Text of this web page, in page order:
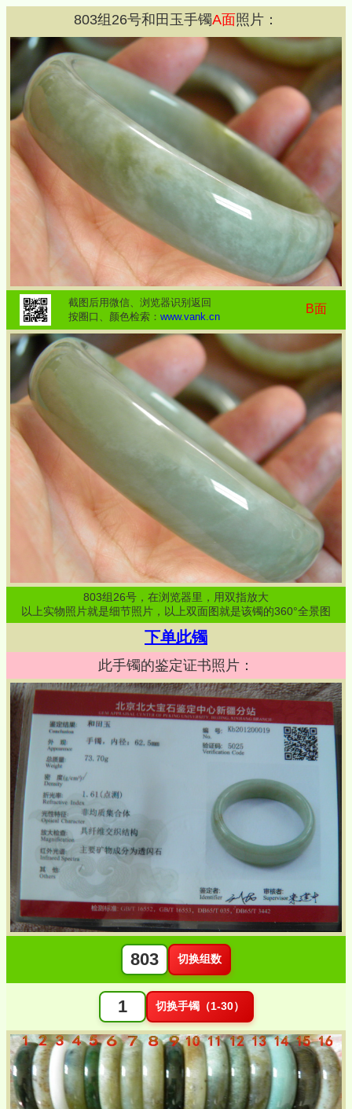
803组 26号和田玉手镯A面照片：
截图后用微信、浏览器识别返回
按圈口、颜色检索： www.vank.cn
B面
803组26号，在浏览器里，用双指放大
以上实物照片就是细节照片，以上双面图就是该镯的360°全景图
下单此镯
此手镯的鉴定证书照片：
切换组数
切换手镯（1-30）